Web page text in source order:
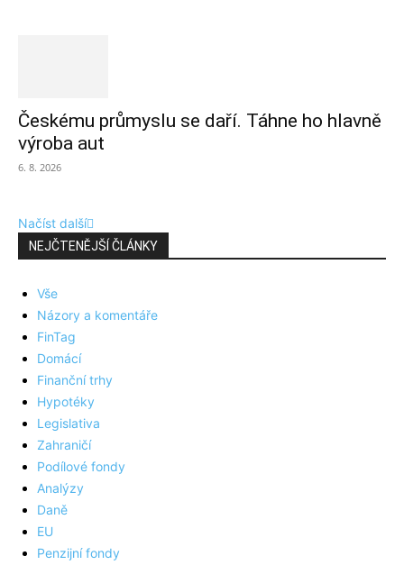
Českému průmyslu se daří. Táhne ho hlavně
výroba aut
6. 8. 2026
Načíst další
NEJČTENĚJŠÍ ČLÁNKY
Vše
Názory a komentáře
FinTag
Domácí
Finanční trhy
Hypotéky
Legislativa
Zahraničí
Podílové fondy
Analýzy
Daně
EU
Penzijní fondy